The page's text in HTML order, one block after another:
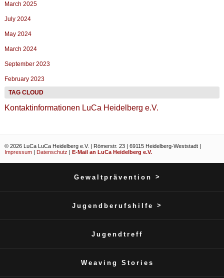
March 2025
July 2024
May 2024
March 2024
September 2023
February 2023
Kontaktinformationen LuCa Heidelberg e.V.
© 2026 LuCa LuCa Heidelberg e.V. | Römerstr. 23 | 69115 Heidelberg-Weststadt |
Impressum| Datenschutz E-Mail an LuCa Heidelberg e.V.
Gewaltprävention >
Jugendberufshilfe >
Jugendtreff
Weaving Stories